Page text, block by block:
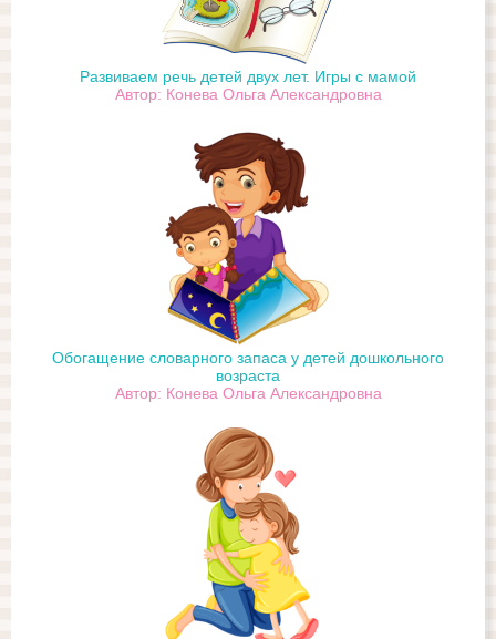
Развиваем речь детей двух лет. Игры с мамой
Автор: Конева Ольга Александровна
Обогащение словарного запаса у детей дошкольного
возраста
Автор: Конева Ольга Александровна